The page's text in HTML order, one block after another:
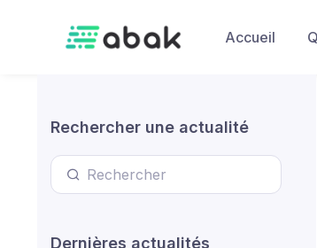
Accueil
Rechercher une actualité
Dernières actualités